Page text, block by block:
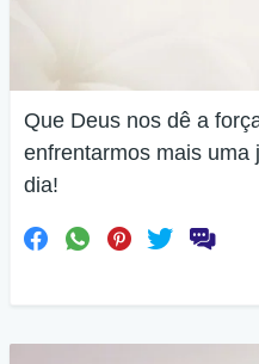
Que Deus nos dê a
enfrentarmos mais uma
dia!